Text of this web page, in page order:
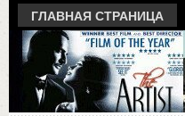
ГЛАВНАЯ СТРАНИЦА